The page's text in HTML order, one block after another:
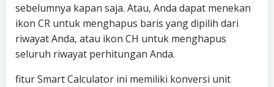
sebelumnya kapan saja. Atau, Anda dapat menekan
ikon CR untuk menghapus baris yang dipilih dari
riwayat Anda, atau ikon CH untuk menghapus
seluruh riwayat perhitungan Anda.
fitur Smart Calculator ini memiliki konversi unit